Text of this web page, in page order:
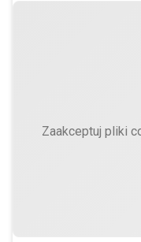
Zaakceptuj pliki